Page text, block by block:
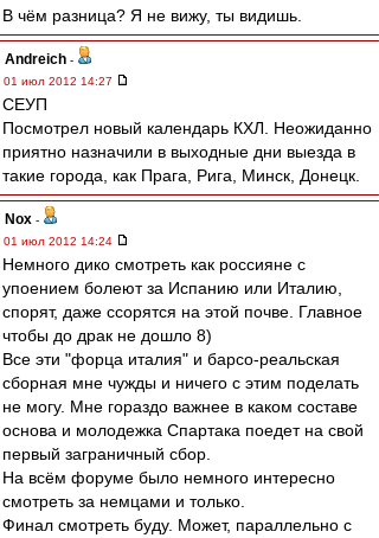
В чём разница? Я не вижу, ты видишь.
Andreich -
01 июл 2012 14:27
СЕУП
Посмотрел новый календарь КХЛ. Неожиданно
приятно назначили в выходные дни выезда в
такие города, как Прага, Рига, Минск, Донецк.
Nox -
01 июл 2012 14:24
Немного дико смотреть как россияне с
упоением болеют за Испанию или Италию,
спорят, даже ссорятся на этой почве. Главное
чтобы до драк не дошло 8)
Все эти "форца италия" и барсо-реальская
сборная мне чужды и ничего с этим поделать
не могу. Мне гораздо важнее в каком составе
основа и молодежка Спартака поедет на свой
первый заграничный сбор.
На всём форуме было немного интересно
смотреть за немцами и только.
Финал смотреть буду. Может, параллельно с